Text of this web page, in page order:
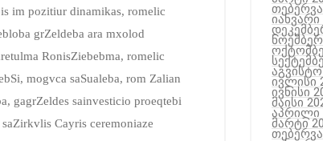
im pozitiur dinamikas, romelic
grZeldeba ara mxolod
RonisZiebebma, romelic
mogvca saSualeba, rom Zalian
gagrZeldes sainvesticio proeqtebi
Cayris ceremoniaze
იანვარი
აგვისტო
ივლისი
ივნისი
მაისი
აპრილი
მარტი